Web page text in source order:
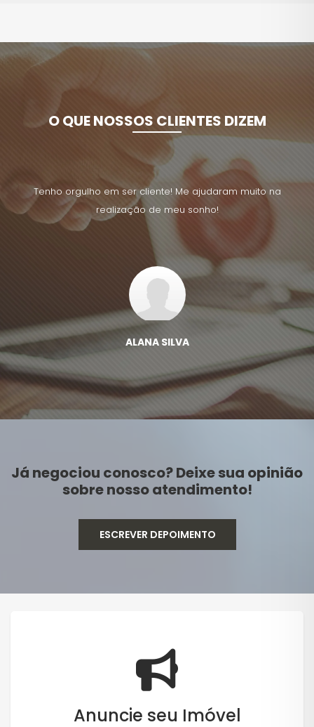
O QUE NOSSOS CLIENTES DIZEM
Tenho orgulho em ser cliente! Me ajudaram muito na
realização de meu sonho!
ALANA SILVA
Já negociou conosco? Deixe sua opinião
sobre nosso atendimento!
ESCREVER DEPOIMENTO
Anuncie seu Imóvel